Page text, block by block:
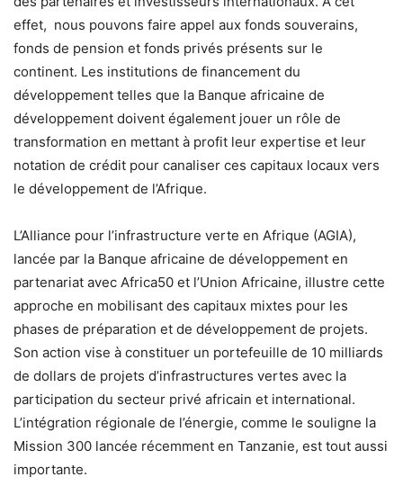
effet, nous pouvons faire appel aux fonds souverains,
fonds de pension et fonds privés présents sur le
continent. Les institutions de financement du
développement telles que la Banque africaine de
développement doivent également jouer un rôle de
transformation en mettant à profit leur expertise et leur
notation de crédit pour canaliser ces capitaux locaux vers
le développement de l’Afrique.
L’Alliance pour l’infrastructure verte en Afrique (AGIA),
lancée par la Banque africaine de développement en
partenariat avec Africa50 et l’Union Africaine, illustre cette
approche en mobilisant des capitaux mixtes pour les
phases de préparation et de développement de projets.
Son action vise à constituer un portefeuille de 10 milliards
de dollars de projets d’infrastructures vertes avec la
participation du secteur privé africain et international.
L’intégration régionale de l’énergie, comme le souligne la
Mission 300 lancée récemment en Tanzanie, est tout aussi
importante.